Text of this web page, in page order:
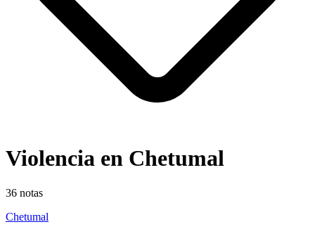
Violencia en Chetumal
36 notas
Chetumal